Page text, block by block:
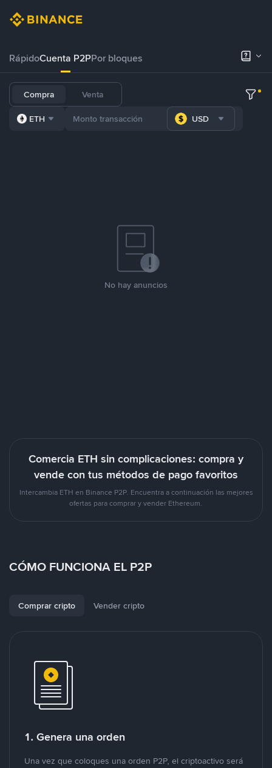
RápidoCuenta P2PPor bloques
Compra Venta
ETH USD
No hay anuncios
Comercia ETH sin complicaciones: compra y
vende con tus métodos de pago favoritos
Intercambia ETH en Binance P2P. Encuentra a continuación las mejores
ofertas para comprar y vender Ethereum.
CÓMO FUNCIONA EL P2P
Comprar cripto Vender cripto
1. Genera una orden
Una vez que coloques una orden P2P, el criptoactivo será